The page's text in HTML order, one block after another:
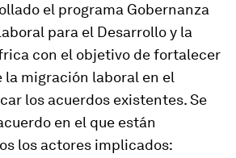
el programa Gobernanza
para el Desarrollo y la
con el objetivo de fortalecer
la migración laboral en el
los acuerdos existentes. Se
en el que están
los actores implicados: